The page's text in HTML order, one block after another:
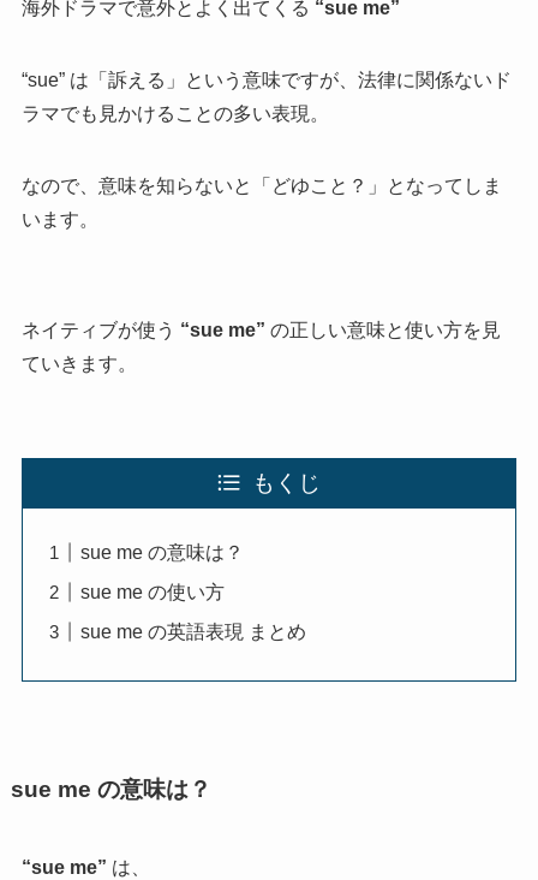
海外ドラマで意外とよく出てくる “sue me”
“sue” は「訴える」という意味ですが、法律に関係ないド
ラマでも見かけることの多い表現。
なので、意味を知らないと「どゆこと？」となってしま
います。
ネイティブが使う “sue me” の正しい意味と使い方を見
ていきます。
もくじ
sue me の意味は？
sue me の使い方
sue me の英語表現 まとめ
sue me の意味は？
“sue me” は、